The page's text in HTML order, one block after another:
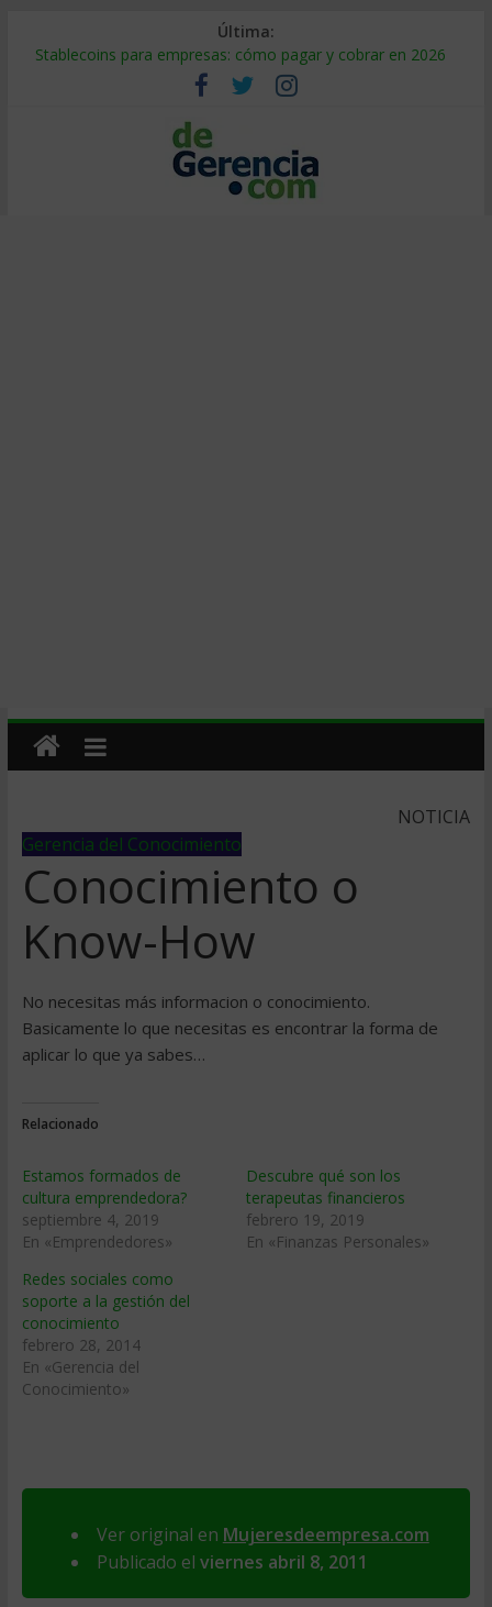
Última:
Stablecoins para empresas: cómo pagar y cobrar en 2026
Despido silencioso: qué es y por qué sale tan caro
IA en selección de personal: cómo auditarla a tiempo
Trabajo forzoso en la cadena de suministro: qué hacer
Mercado hispano de EE. UU.: cómo segmentarlo y venderle
NOTICIA
Gerencia del Conocimiento
Conocimiento o
Know-How
No necesitas más informacion o conocimiento.
Basicamente lo que necesitas es encontrar la forma de
aplicar lo que ya sabes…
Relacionado
Estamos formados de
cultura emprendedora?
septiembre 4, 2019
En «Emprendedores»
Descubre qué son los
terapeutas financieros
febrero 19, 2019
En «Finanzas Personales»
Redes sociales como
soporte a la gestión del
conocimiento
febrero 28, 2014
En «Gerencia del
Conocimiento»
Ver original en Mujeresdeempresa.com
Publicado el viernes abril 8, 2011